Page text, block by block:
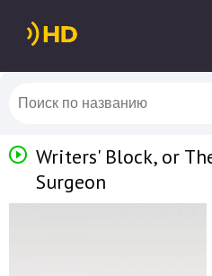
Writers' Block, or
Surgeon